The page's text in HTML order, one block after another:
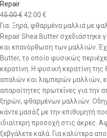
Repair
45.00€42.00 €
Για: Ξηρά, φθαρμένα μαλλιά με
Repair Shea Butter σχεδιάστηκε
και επανόρθωση των μαλλιών.
Butter, το οποίο φυσικώς
κερατίνη. Η φυσική κερατίνη
απαλών και λαμπερών μαλλιών,
απαραίτητες πρωτεΐνες για
ξηρών, φθαρμένων μαλλιών.
κάντε μασάζ με την επιθυμητή
ιδιαίτερη προσοχή στις άκρες.
ξεβγάλετε καλά. Για καλύτερα